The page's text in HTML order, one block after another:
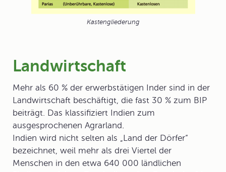
Kastengliederung
Landwirtschaft
Mehr als 60 % der erwerbstätigen Inder sind in der
Landwirtschaft beschäftigt, die fast 30 % zum BIP
beiträgt. Das klassifiziert Indien zum
ausgesprochenen Agrarland.
Indien wird nicht selten als „Land der Dörfer“
bezeichnet, weil mehr als drei Viertel der
Menschen in den etwa 640 000 ländlichen